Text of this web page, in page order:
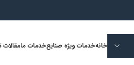
خانهخدمات ویژه صنایعخدمات ما